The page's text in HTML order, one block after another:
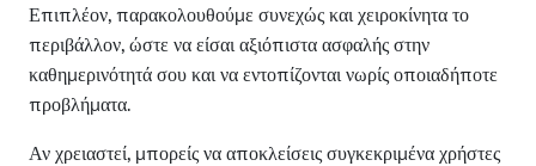
Επιπλέον, παρακολουθούμε συνεχώς και χειροκίνητα το
περιβάλλον, ώστε να είσαι αξιόπιστα ασφαλής στην
καθημερινότητά σου και να εντοπίζονται νωρίς οποιαδήποτε
προβλήματα.
Αν χρειαστεί, μπορείς να αποκλείσεις συγκεκριμένα χρήστες